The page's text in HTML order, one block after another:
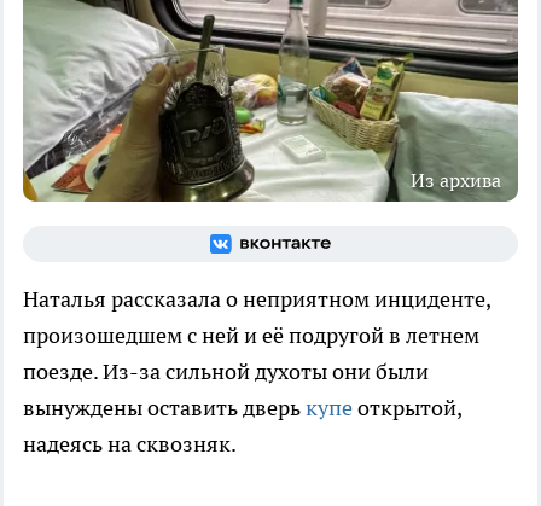
Из архива
Наталья рассказала о неприятном инциденте,
произошедшем с ней и её подругой в летнем
поезде. Из-за сильной духоты они были
вынуждены оставить дверькупеоткрытой,
надеясь на сквозняк.